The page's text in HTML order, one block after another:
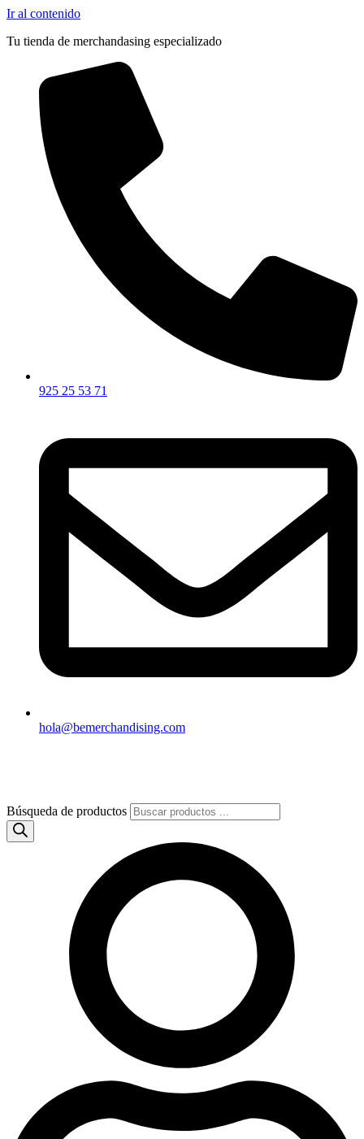
Ir al contenido
Tu tienda de merchandasing especializado
925 25 53 71
hola@bemerchandising.com
Búsqueda de productos